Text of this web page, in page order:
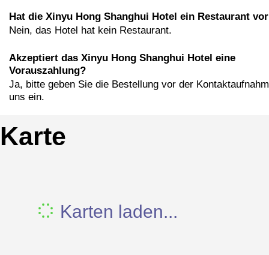
Hat die Xinyu Hong Shanghui Hotel ein Restaurant
Nein, das Hotel hat kein Restaurant.
Akzeptiert das Xinyu Hong Shanghui Hotel eine
Vorauszahlung?
Ja, bitte geben Sie die Bestellung vor der
uns ein.
Karte
Karten laden...